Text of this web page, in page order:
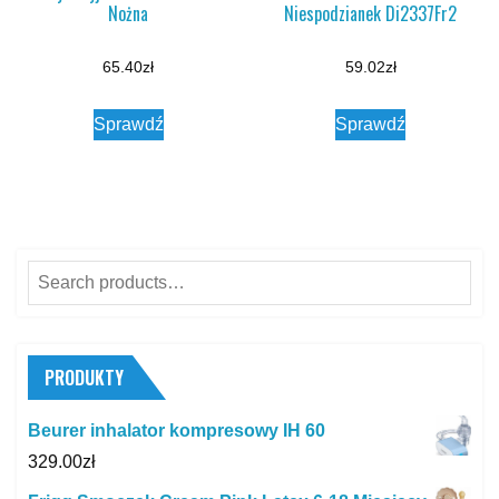
Nożna
65.40zł
Sprawdź
Niespodzianek Di2337Fr2
59.02zł
Sprawdź
Search
for:
PRODUKTY
Beurer inhalator kompresowy IH 60
329.00zł